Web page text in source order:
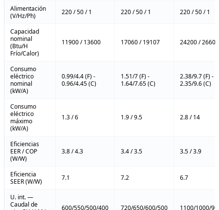
Alimentación
(V/Hz/Ph)
220 / 50 / 1 220 / 50 / 1 220 / 50 / 1
Capacidad
nominal
(Btu/H
Frío/Calor)
11900 / 13600 17060 / 19107 24200 / 26600
Consumo
eléctrico
nominal
(kW/A)
0.99/4.4 (F) -
0.96/4.45 (C)
1.51/7 (F) -
1.64/7.65 (C)
2.38/9.7 (F) -
2.35/9.6 (C)
Consumo
eléctrico
máximo
(kW/A)
1.3 / 6 1.9 / 9.5 2.8 / 14
Eficiencias
EER / COP
(W/W)
3.8 / 4.3 3.4 / 3.5 3.5 / 3.9
Eficiencia
SEER (W/W)
7.1 7.2 6.7
U. int. —
Caudal de
600/550/500/400 720/650/600/500 1100/1000/